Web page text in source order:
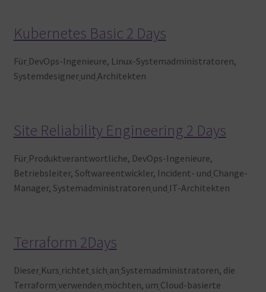
Kubernetes Basic 2 Days
Für DevOps-Ingenieure, Linux-Systemadministratoren,
Systemdesigner und Architekten
Site Reliability Engineering 2 Days
Für Produktverantwortliche, DevOps-Ingenieure,
Betriebsleiter, Softwareentwickler, Incident- und Change-
Manager, Systemadministratoren und IT-Architekten
Terraform 2Days
Dieser Kurs richtet sich an Systemadministratoren, die
Terraform verwenden möchten, um Cloud-basierte